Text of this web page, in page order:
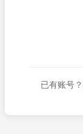
已有账号？